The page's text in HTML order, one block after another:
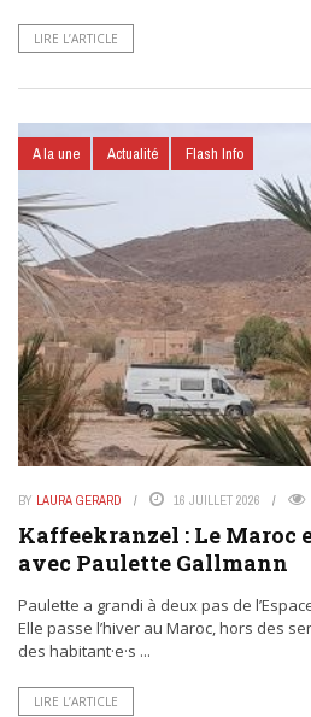
LIRE L’ARTICLE
A la une Actualité Flash Info
BY LAURA GERARD 16 JUILLET 2026
Kaffeekranzel : Le Maroc
avec Paulette Gallmann
Paulette a grandi à deux pas de
Elle passe l’hiver au Maroc, hors des
des habitant·e·s ...
LIRE L’ARTICLE